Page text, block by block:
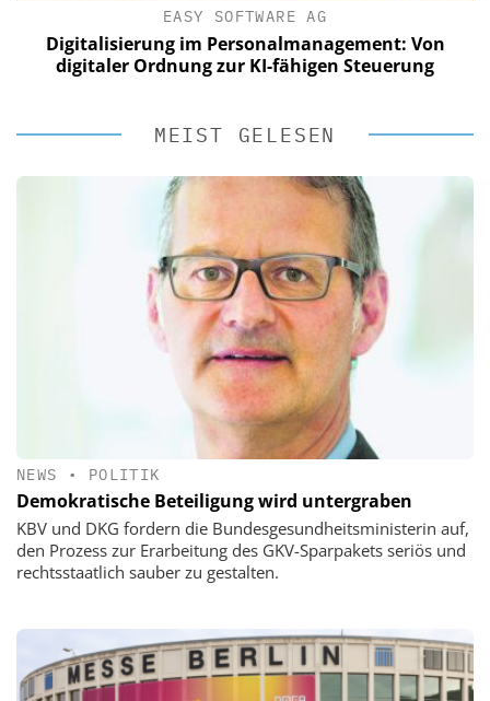
EASY SOFTWARE AG
Digitalisierung im Personalmanagement: Von
digitaler Ordnung zur KI-fähigen Steuerung
MEIST GELESEN
NEWS • POLITIK
Demokratische Beteiligung wird untergraben
KBV und DKG fordern die Bundesgesundheitsministerin auf,
den Prozess zur Erarbeitung des GKV-Sparpakets seriös und
rechtsstaatlich sauber zu gestalten.